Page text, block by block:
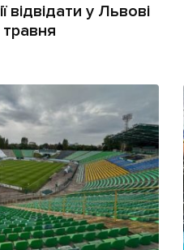
відвідати у Львові